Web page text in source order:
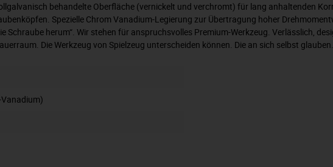
behandelte Oberfläche (vernickelt und verchromt) für lang anhaltenden
Spezielle Chrom Vanadium-Legierung zur Übertragung hoher
herum“. Wir stehen für anspruchsvolles Premium-Werkzeug. Verlässlich,
Die Werkzeug von Spielzeug unterscheiden können. Die an sich selbst